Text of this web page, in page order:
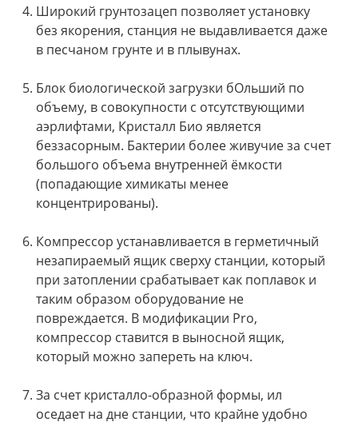
Широкий грунтозацеп позволяет установку
без якорения, станция не выдавливается даже
в песчаном грунте и в плывунах.
Блок биологической загрузки бОльший по
объему, в совокупности с отсутствующими
аэрлифтами, Кристалл Био является
беззасорным. Бактерии более живучие за счет
большого объема внутренней ёмкости
(попадающие химикаты менее
концентрированы).
Компрессор устанавливается в герметичный
незапираемый ящик сверху станции, который
при затоплении срабатывает как поплавок и
таким образом оборудование не
повреждается. В модификации Pro,
компрессор ставится в выносной ящик,
который можно запереть на ключ.
За счет кристалло-образной формы, ил
оседает на дне станции, что крайне удобно